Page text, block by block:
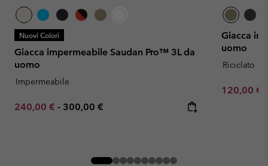
Nuovi Colori
Giacca impermeabile Saudan Pro™ 3L da
uomo
Impermeabile
Minimum sale price:
240,00 € - Maximum price:
300,00 €
Giacca
uomo
Riciclato
Sale price:
120,00 €